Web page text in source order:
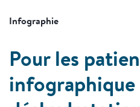
Infographie
Pour les
infographique